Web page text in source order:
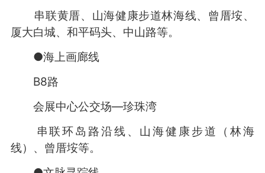
串联黄厝、山海健康步道林海线、曾厝垵、
厦大白城、和平码头、中山路等。
●海上画廊线
B8路
会展中心公交场—珍珠湾
串联环岛路沿线、山海健康步道（林海
线）、曾厝垵等。